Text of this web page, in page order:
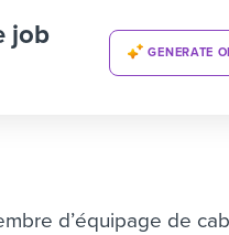
job
GENERATE
d’équipage de